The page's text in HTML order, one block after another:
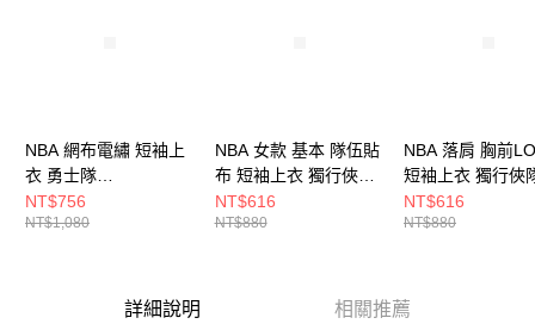
NBA 網布電繡 短袖上
衣 勇士隊
3525149212
NT$756
NT$1,080
NBA 女款 基本 隊伍貼
布 短袖上衣 獨行俠隊
3522101061
NT$616
NT$880
NBA 落肩 胸前
短袖上衣 獨行俠
3525103981
NT$616
NT$880
詳細說明 相關推薦